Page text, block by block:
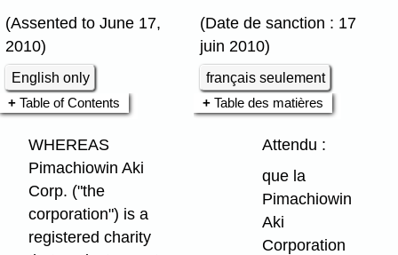
(Assented to June 17,
2010)
(Date de sanction : 17
juin 2010)
English only
français seulement
Table of Contents
Table des matières
WHEREAS
Pimachiowin Aki
Corp. ("the
corporation") is a
registered charity
Attendu :
que la
Pimachiowin
Aki
Corporation